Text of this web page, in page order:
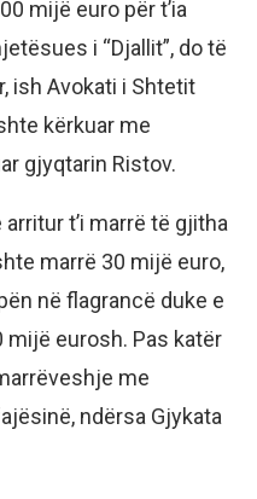
mijë euro për t’ia
i “Djallit”, do të
ish Avokati i Shtetit
kërkuar me
gjyqtarin Ristov.
t’i marrë të gjitha
marrë 30 mijë euro,
në flagrancë duke e
eurosh. Pas katër
me
ndërsa Gjykata